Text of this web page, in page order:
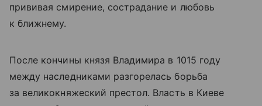
прививая смирение, сострадание и любовь
к ближнему.
После кончины князя Владимира в 1015 году
между наследниками разгорелась борьба
за великокняжеский престол. Власть в Киеве